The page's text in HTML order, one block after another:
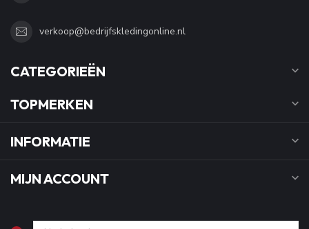
verkoop@bedrijfskledingonline.nl
CATEGORIEËN
TOPMERKEN
INFORMATIE
MIJN ACCOUNT